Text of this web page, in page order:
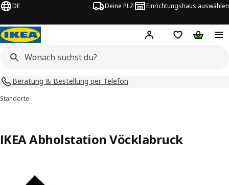
DE Deine PLZ Einrichtungshaus auswählen
Hej! Jetzt anmelden.
Einkaufsliste
Beratung & Bestellung per Telefon
Standorte
IKEA Abholstation Vöcklabruck